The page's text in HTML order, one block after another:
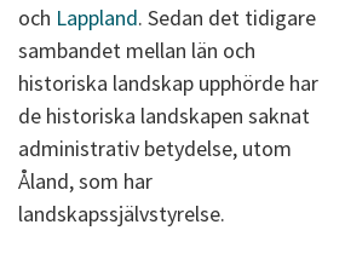
och Lappland. Sedan det tidigare
sambandet mellan län och
historiska landskap upphörde har
de historiska landskapen saknat
administrativ betydelse, utom
Åland, som har
landskapssjälvstyrelse.